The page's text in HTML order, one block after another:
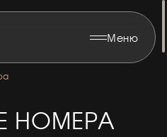
Меню
НОМЕРА